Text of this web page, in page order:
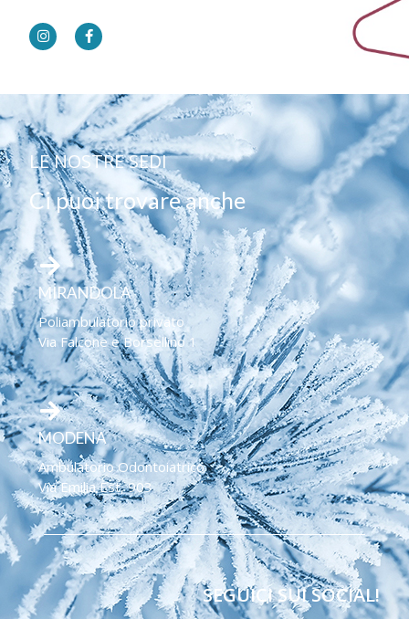
LE NOSTRE SEDI
Ci puoi trovare anche
MIRANDOLA
Poliambulatorio privato
Via Falcone e Borsellino 1
MODENA
Ambulatorio Odontoiatrico
Via Emilia Est, 903
SEGUICI SUI SOCIAL!